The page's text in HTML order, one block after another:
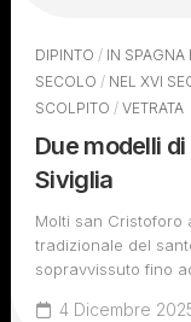
DIPINTO / IN SPAGNA
SECOLO / NEL XVI
SCOLPITO / VETRATA
Due modelli
Siviglia
Molti san Cristoforo
tradizionale del
sopravvissuto fino
4 Dicembre